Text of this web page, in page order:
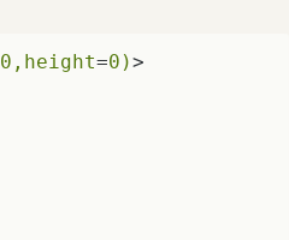
0,height=0)>